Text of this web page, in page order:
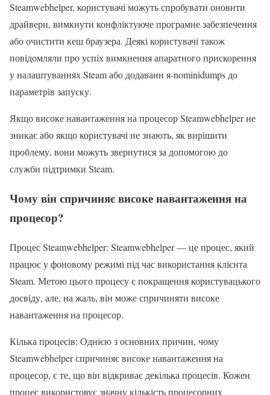
Steamwebhelper, користувачі можуть спробувати оновити
драйвери, вимкнути конфліктуюче програмне забезпечення
або очистити кеш браузера. Деякі користувачі також
повідомляли про успіх вимкнення апаратного прискорення
у налаштуваннях Steam або додаванн я-nominidumps до
параметрів запуску.
Якщо високе навантаження на процесор Steamwebhelper не
зникає або якщо користувачі не знають, як вирішити
проблему, вони можуть звернутися за допомогою до
служби підтримки Steam.
Чому він спричиняє високе навантаження на
процесор?
Процес Steamwebhelper: Steamwebhelper — це процес, який
працює у фоновому режимі під час використання клієнта
Steam. Метою цього процесу є покращення користувацького
досвіду, але, на жаль, він може спричиняти високе
навантаження на процесор.
Кілька процесів: Однією з основних причин, чому
Steamwebhelper спричиняє високе навантаження на
процесор, є те, що він відкриває декілька процесів. Кожен
процес використовує значну кількість процесорних